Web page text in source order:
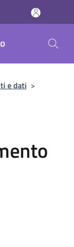
e dati >